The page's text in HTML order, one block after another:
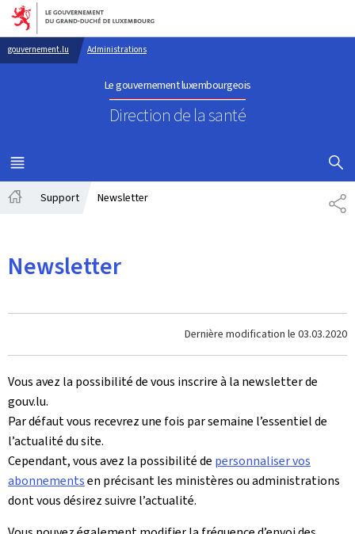
Aller au menu principal
Aller au contenu
gouvernement.lu Administrations
Le gouvernement luxembourgeois
Direction de la santé
MENU
PRINCIPAL
Support Newsletter
Newsletter
Dernière modification le 03.03.2020
Vous avez la possibilité de vous inscrire à la newsletter de
gouv.lu.
Par défaut vous recevrez une fois par semaine l’essentiel de
l’actualité du site.
Cependant, vous avez la possibilité de personnaliser vos
abonnementsen précisant les ministères ou administrations
dont vous désirez suivre l’actualité.